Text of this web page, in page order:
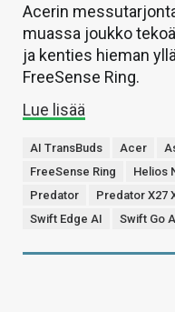
Acerin
muassa joukko
ja kenties hieman
FreeSense Ring.
Lue lisää
AI TransBuds Acer
FreeSense Ring
Helios
Predator
Predator X27
Swift Edge AI
Swift Go